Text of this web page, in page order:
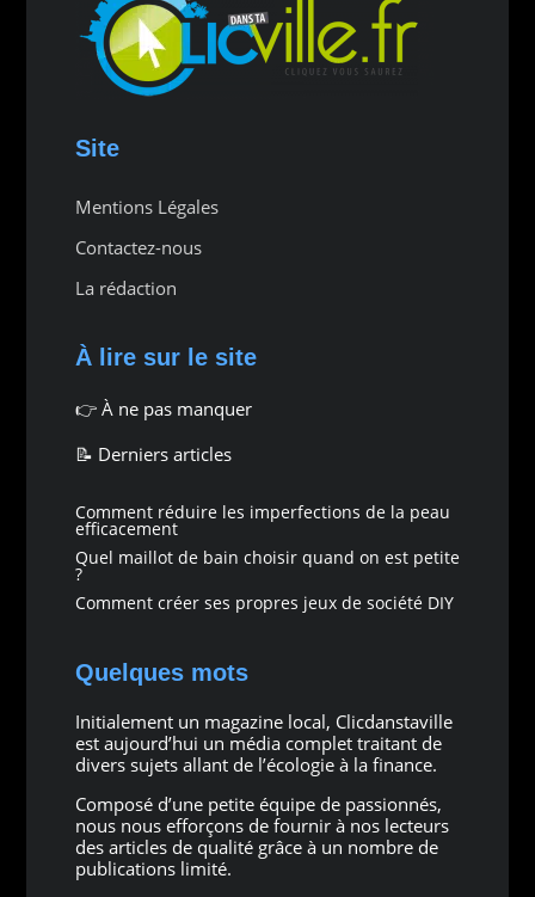
Site
Mentions Légales
Contactez-nous
La rédaction
À lire sur le site
👉 À ne pas manquer
📝 Derniers articles
Comment réduire les imperfections de la peau
efficacement
Quel maillot de bain choisir quand on est petite
?
Comment créer ses propres jeux de société DIY
Quelques mots
Initialement un magazine local, Clicdanstaville
est aujourd’hui un média complet traitant de
divers sujets allant de l’écologie à la finance.
Composé d’une petite équipe de passionnés,
nous nous efforçons de fournir à nos lecteurs
des articles de qualité grâce à un nombre de
publications limité.